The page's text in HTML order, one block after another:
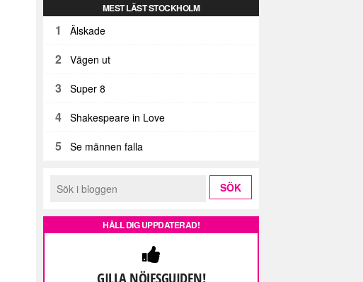
MEST LÄST STOCKHOLM
1 Älskade
2 Vägen ut
3 Super 8
4 Shakespeare in Love
5 Se männen falla
HÅLL DIG UPPDATERAD!
GILLA NÖJESGUIDEN!